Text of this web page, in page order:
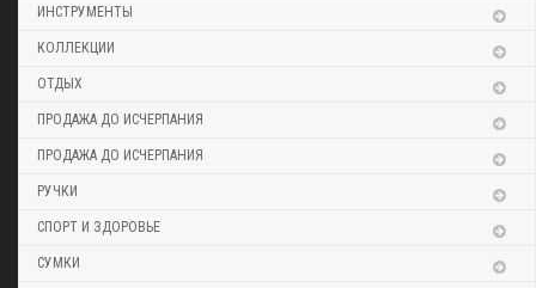
ИНСТРУМЕНТЫ
КОЛЛЕКЦИИ
ОТДЫХ
ПРОДАЖА ДО ИСЧЕРПАНИЯ
ПРОДАЖА ДО ИСЧЕРПАНИЯ
РУЧКИ
СПОРТ И ЗДОРОВЬЕ
СУМКИ